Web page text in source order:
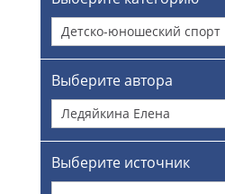
Детско-юношеский спорт
Выберите автора
Ледяйкина Елена
Выберите источник